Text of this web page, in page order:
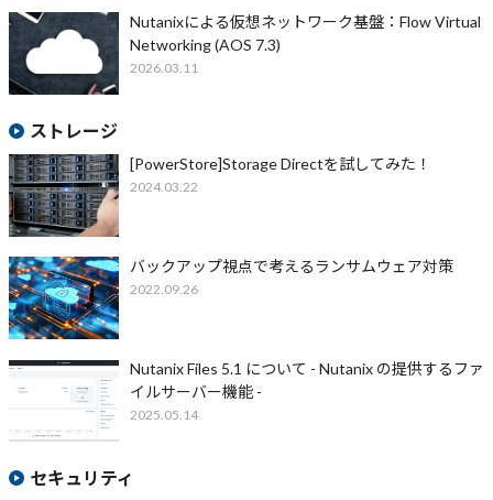
Nutanixによる仮想ネットワーク基盤：Flow Virtual
Networking (AOS 7.3)
2026.03.11
ストレージ
[PowerStore]Storage Directを試してみた！
2024.03.22
バックアップ視点で考えるランサムウェア対策
2022.09.26
Nutanix Files 5.1 について - Nutanix の提供するファ
イルサーバー機能 -
2025.05.14
セキュリティ